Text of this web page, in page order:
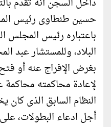
حسين طنطاوى رئيس
باعتباره رئيس المجلس
البلاد، وللمستشار عبد
بغرض الإفراج عنه أو
لإعادة محاكمته
النظام السابق الذى كان
أجل ادعاء البطولات،